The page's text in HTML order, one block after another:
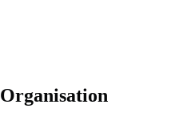
Organisation